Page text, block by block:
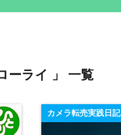
ーライ 」 一覧
カメラ転売実践日記